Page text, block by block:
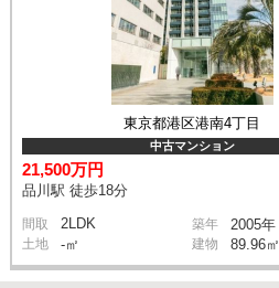
東京都港区港南4丁目
中古マンション
21,500万円
品川駅 徒歩18分
間取 2LDK 築年 2005年
土地 -㎡ 建物 89.96㎡